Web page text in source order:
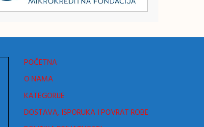
POČETNA
O NAMA
KATEGORIJE
DOSTAVA, ISPORUKA I POVRAT ROBE